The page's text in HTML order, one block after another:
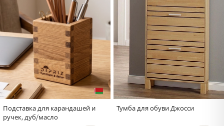
Подставка для карандашей и
ручек, дуб/масло
Тумба для обуви Джосси